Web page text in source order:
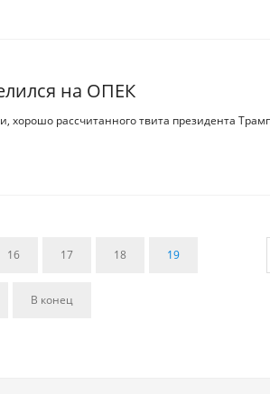
на ОПЕК
хорошо рассчитанного твита президента
16 17 18 19
В конец